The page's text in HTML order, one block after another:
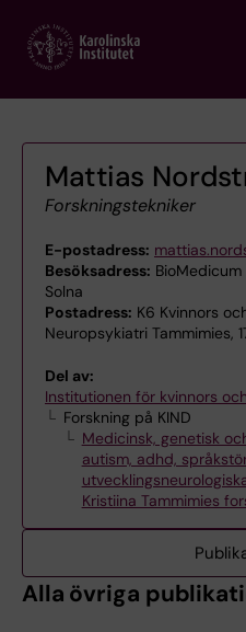
main
Mattias
Forskningstekniker
E-postadress:
Besöksadress: BioMedicum
Solna
Postadress: K6 Kvinnors
Neuropsykiatri Tammimies,
Del av:
Institutionen för kvinnors
Forskning på KIND
Medicinsk, genetisk
autism, adhd,
Kristiina Tammimies
Alla övriga